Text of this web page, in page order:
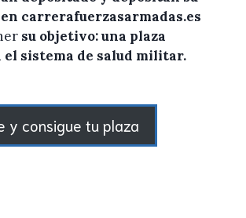
carrerafuerzasarmadas.es
su objetivo: una plaza
el sistema de salud militar.
y consigue tu plaza